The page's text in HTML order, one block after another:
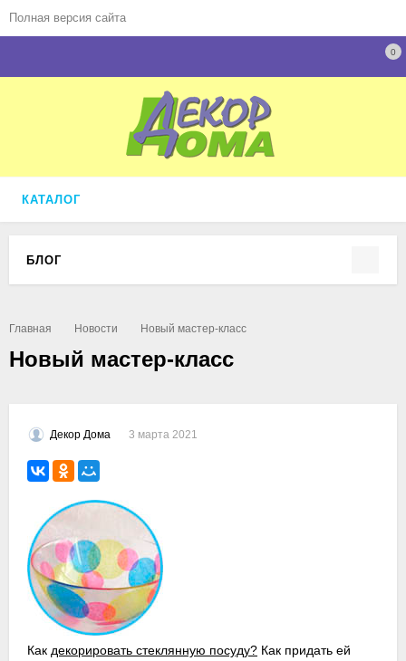
Полная версия сайта
0
КАТАЛОГ
Главная Новости Новый мастер-класс
Новый мастер-класс
Декор Дома 3 марта 2021
Как декорировать стеклянную посуду? Как придать ей
БЛОГ